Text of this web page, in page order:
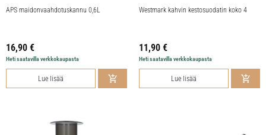
APS maidonvaahdotuskannu 0,6L
16,90 €
Heti saatavilla verkkokaupasta
Lue lisää
Westmark kahvin kestosuodatin koko 4
11,90 €
Heti saatavilla verkkokaupasta
Lue lisää